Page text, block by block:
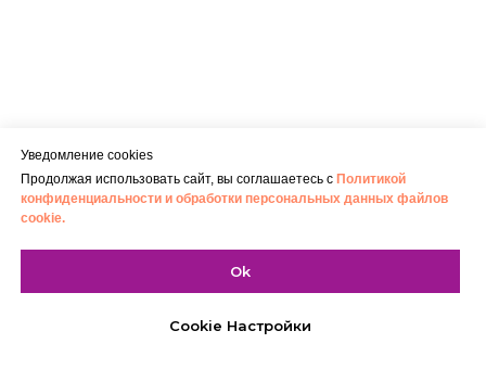
Уведомление cookies
Продолжая использовать сайт, вы соглашаетесь с Политикой
конфиденциальности и обработки персональных данных файлов
cookie.
Ok
Cookie Настройки